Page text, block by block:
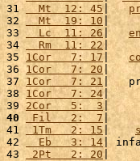
31
  Mt  12: 45
|
32
  Mt  19: 10
|
33
  Lc  11: 26
|
34
  Rm  11: 22
35 1Cor   7: 17|
36 1Cor   7: 20 |
37 1Cor   7: 21 |
38 1Cor   7: 24|
39 2Cor   5:  3 |
40
Fil   2:  7 |
41 1Tm   2: 15|
42
  Eb   3: 14
|
43 2Pt   2: 20 |